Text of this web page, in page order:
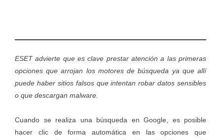
ESET advierte que es clave prestar atención a las primeras
opciones que arrojan los motores de búsqueda ya que allí
puede haber sitios falsos que intentan robar datos sensibles
o que descargan malware.
Cuando se realiza una búsqueda en Google, es posible
hacer clic de forma automática en las opciones que